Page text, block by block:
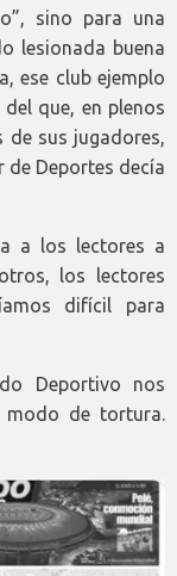
sino para una
lesionada buena
ese club ejemplo
que, en plenos
sus jugadores,
de Deportes decía
a los lectores a
los lectores
difícil para
Deportivo nos
de tortura.